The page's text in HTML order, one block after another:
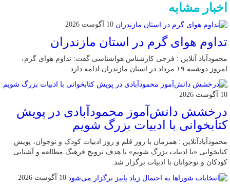
اخبار مشابه
10 آگوست 2026
تداوم هوای گرم در استان مازندران
محمودآباد آنلاین : فرجی کارشناس هواشناسی گفت: تداوم هوای گرم،
امروز دوشنبه ۱۹ مرداد در استان مازندران ادامه دارد.
10 آگوست 2026
درخشش دانش‌آموز محمودآبادی در پویش
کتابخوانی با ادبیات بزرگ شویم
محمودآبادآنلاین : همزمان با روز قلم و روز ادبیات کودک و نوجوان، پویش
کتابخوانی «با ادبیات بزرگ شویم» با هدف ترویج فرهنگ مطالعه و آشنایی
کودکان و نوجوانان با ادبیات برگزار شد.
10 آگوست 2026